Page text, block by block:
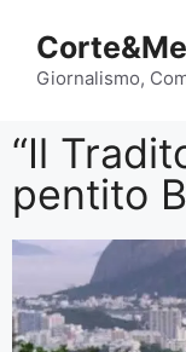
Giornalismo,
“Il
pentito